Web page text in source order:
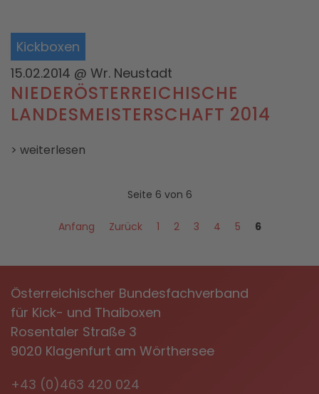
Kickboxen
15.02.2014 @ Wr. Neustadt
NIEDERÖSTERREICHISCHE
LANDESMEISTERSCHAFT 2014
> weiterlesen
Seite 6 von 6
Anfang Zurück 1 2 3 4 5 6
Österreichischer Bundesfachverband
für Kick- und Thaiboxen
Rosentaler Straße 3
9020 Klagenfurt am Wörthersee
+43 (0)463 420 024